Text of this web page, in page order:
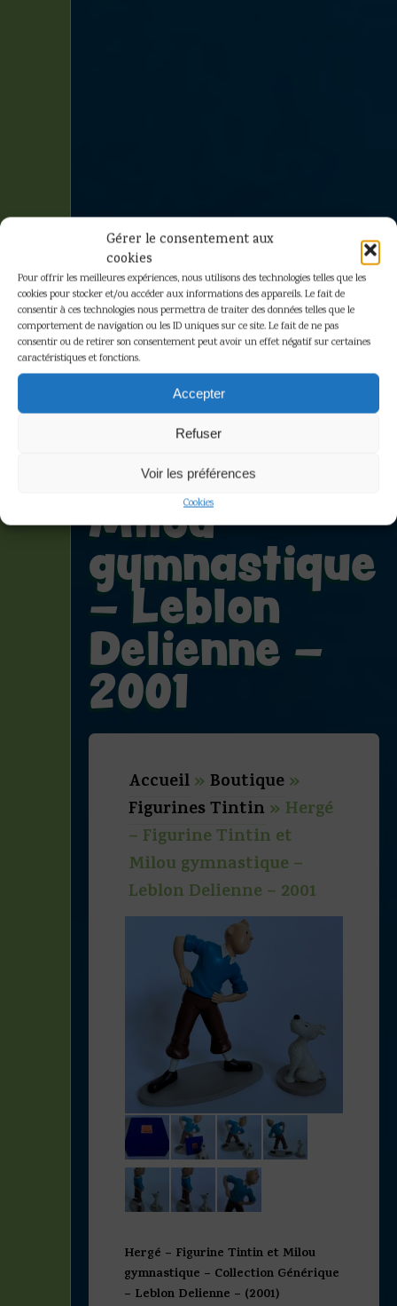
Gérer le consentement aux
cookies
Pour offrir les meilleures expériences, nous utilisons des technologies telles que les
cookies pour stocker et/ou accéder aux informations des appareils. Le fait de
consentir à ces technologies nous permettra de traiter des données telles que le
comportement de navigation ou les ID uniques sur ce site. Le fait de ne pas
consentir ou de retirer son consentement peut avoir un effet négatif sur certaines
caractéristiques et fonctions.
Accepter
Refuser
Voir les préférences
Cookies
Hergé –
Figurine
Tintin et
Milou
gymnastique
– Leblon
Delienne –
2001
Accueil»Boutique»
Figurines Tintin » Hergé
– Figurine Tintin et
Milou gymnastique –
Leblon Delienne – 2001
Hergé – Figurine Tintin et Milou
gymnastique – Collection Générique
– Leblon Delienne – (2001)